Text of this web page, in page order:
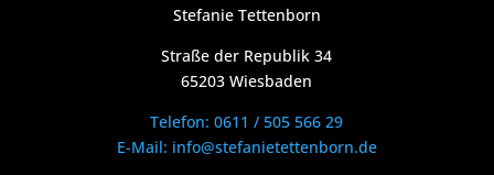
Stefanie Tettenborn
Straße der Republik 34
65203 Wiesbaden
Telefon: 0611 / 505 566 29
E-Mail: info@stefanietettenborn.de